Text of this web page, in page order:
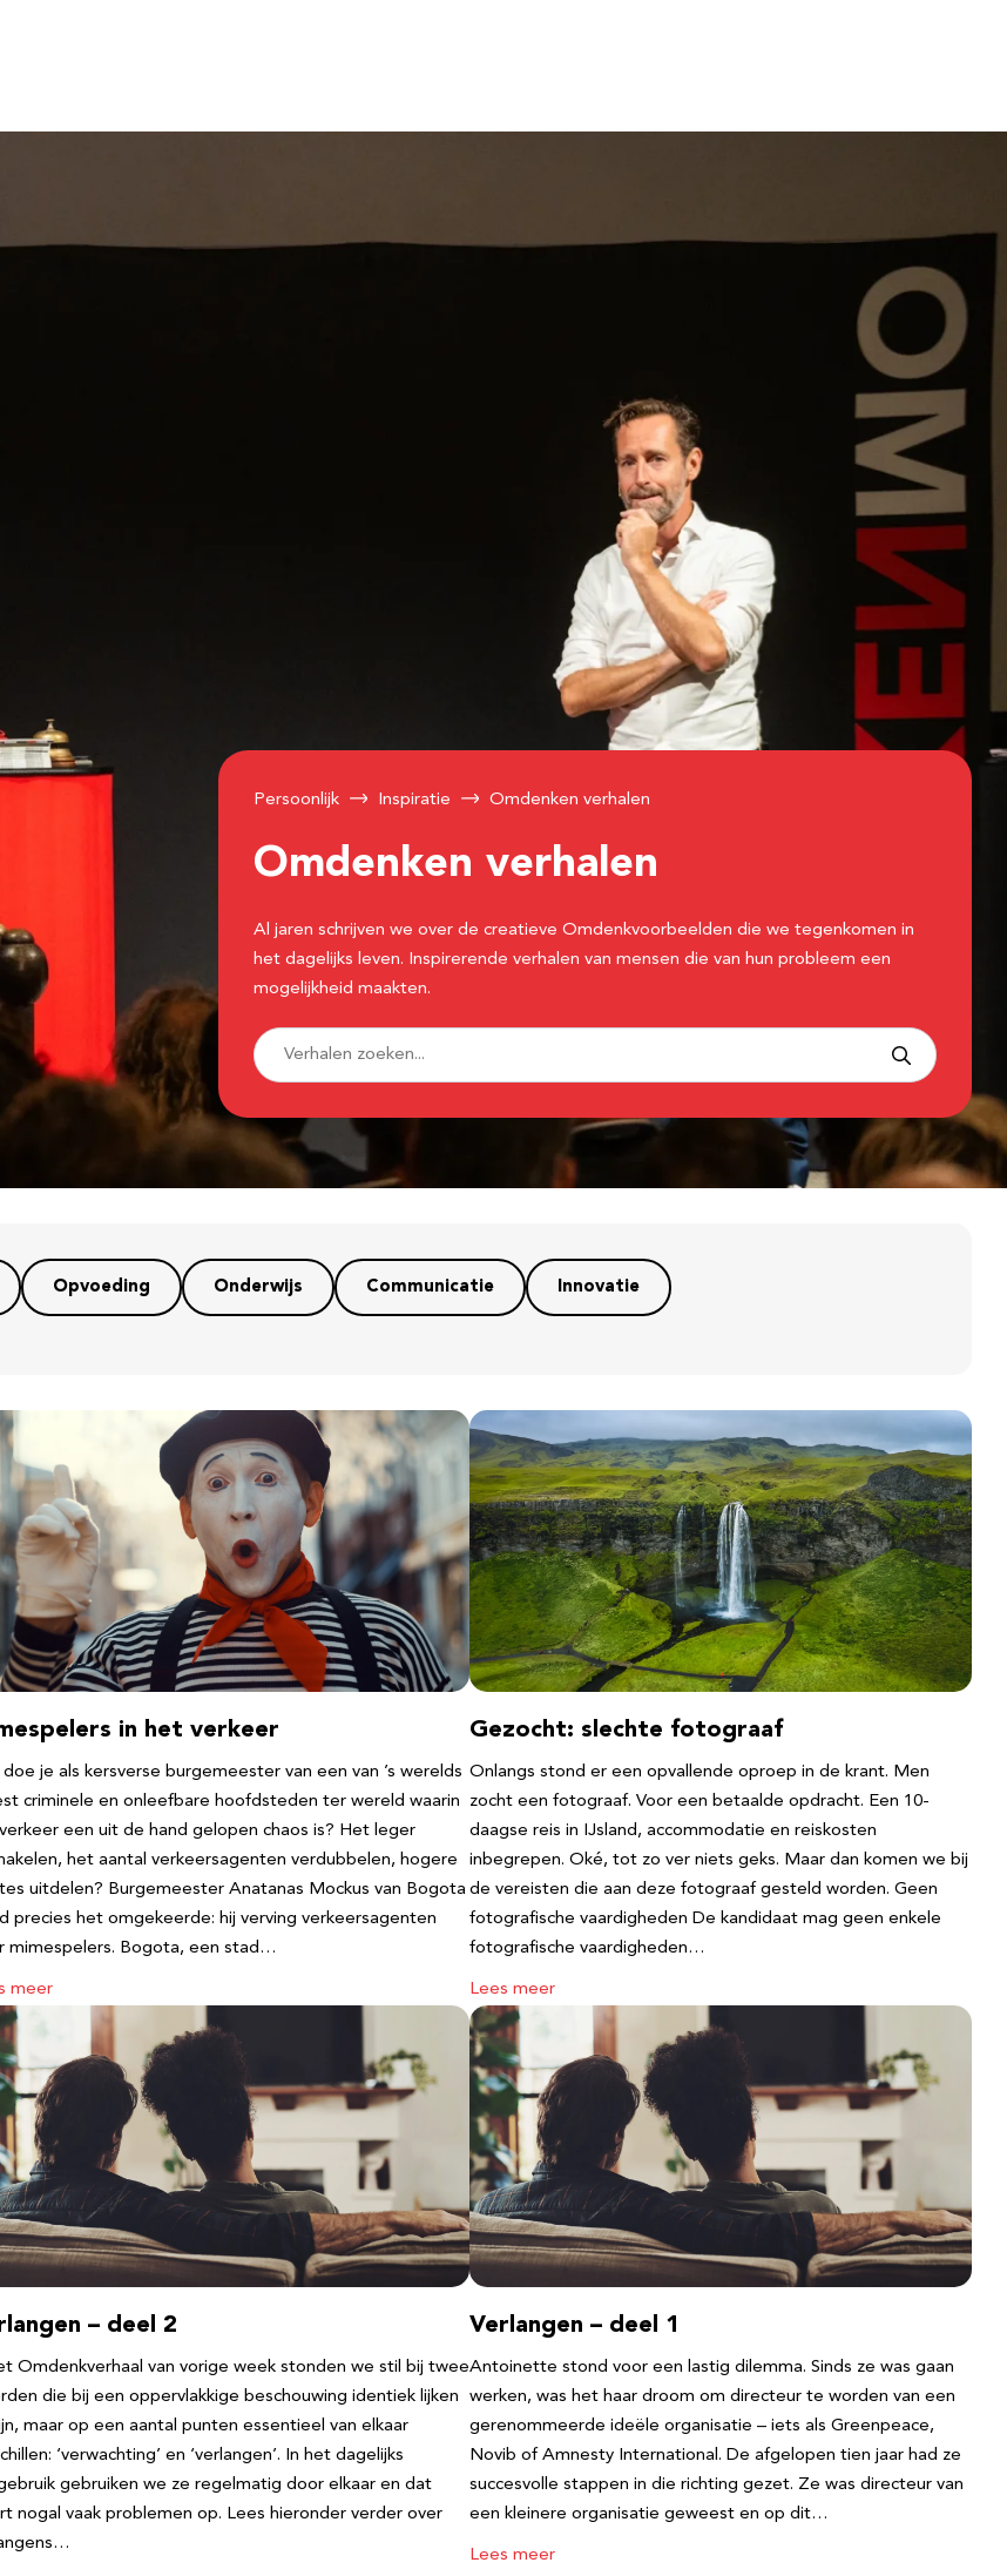
Persoonlijk Inspiratie Omdenken verhalen
Omdenken verhalen
Al jaren schrijven we over de creatieve Omdenkvoorbeelden die we tegenkomen in
het dagelijks leven. Inspirerende verhalen van mensen die van hun probleem een
mogelijkheid maakten.
Opvoeding Onderwijs Communicatie Innovatie
in het verkeer
je als kersverse burgemeester van een van ’s werelds
criminele en onleefbare hoofdsteden ter wereld waarin
een uit de hand gelopen chaos is? Het leger
het aantal verkeersagenten verdubbelen, hogere
uitdelen? Burgemeester Anatanas Mockus van Bogota
precies het omgekeerde: hij verving verkeersagenten
mimespelers. Bogota, een stad…
meer
Gezocht: slechte fotograaf
Onlangs stond er een opvallende oproep in de krant. Men
zocht een fotograaf. Voor een betaalde opdracht. Een 10-
daagse reis in IJsland, accommodatie en reiskosten
inbegrepen. Oké, tot zo ver niets geks. Maar dan komen we bij
de vereisten die aan deze fotograaf gesteld worden. Geen
fotografische vaardigheden De kandidaat mag geen enkele
fotografische vaardigheden…
Lees meer
– deel 2
Omdenkverhaal van vorige week stonden we stil bij twee
die bij een oppervlakkige beschouwing identiek lijken
maar op een aantal punten essentieel van elkaar
‘verwachting’ en ‘verlangen’. In het dagelijks
gebruiken we ze regelmatig door elkaar en dat
nogal vaak problemen op. Lees hieronder verder over
Verlangen – deel 1
Antoinette stond voor een lastig dilemma. Sinds ze was gaan
werken, was het haar droom om directeur te worden van een
gerenommeerde ideële organisatie – iets als Greenpeace,
Novib of Amnesty International. De afgelopen tien jaar had ze
succesvolle stappen in die richting gezet. Ze was directeur van
een kleinere organisatie geweest en op dit…
Lees meer